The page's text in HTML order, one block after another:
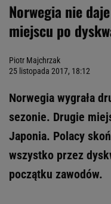
Norwegia nie
miejscu po
Piotr Majchrzak
25 listopada 2017, 18:12
Norwegia wygrała
sezonie. Drugie
Japonia. Polacy
wszystko przez
początku zawodów.